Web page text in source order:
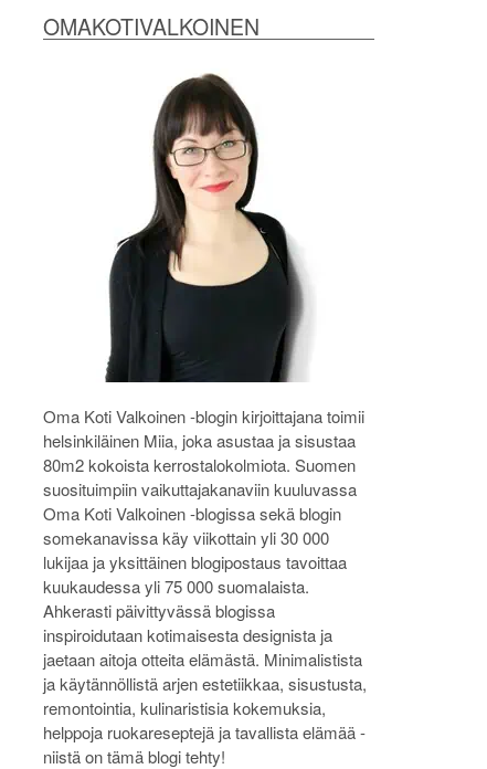
OMAKOTIVALKOINEN
Oma Koti Valkoinen -blogin kirjoittajana toimii
helsinkiläinen Miia, joka asustaa ja sisustaa
80m2 kokoista kerrostalokolmiota. Suomen
suosituimpiin vaikuttajakanaviin kuuluvassa
Oma Koti Valkoinen -blogissa sekä blogin
somekanavissa käy viikottain yli 30 000
lukijaa ja yksittäinen blogipostaus tavoittaa
kuukaudessa yli 75 000 suomalaista.
Ahkerasti päivittyvässä blogissa
inspiroidutaan kotimaisesta designista ja
jaetaan aitoja otteita elämästä. Minimalistista
ja käytännöllistä arjen estetiikkaa, sisustusta,
remontointia, kulinaristisia kokemuksia,
helppoja ruokareseptejä ja tavallista elämää -
niistä on tämä blogi tehty!